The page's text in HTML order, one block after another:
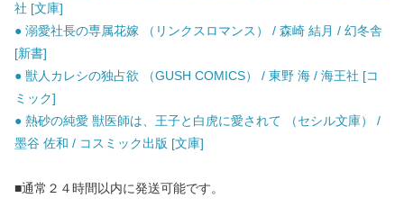
社 [文庫]
● 溺愛社長の専属花嫁 （リンクスロマンス） / 森崎 結月 / 幻冬舎
[新書]
● 獣人カレシの独占欲 （GUSH COMICS） / 東野 海 / 海王社 [コ
ミック]
● 熱砂の純愛 獣医師は、王子と白虎に愛されて （セシル文庫） /
墨谷 佐和 / コスミック出版 [文庫]
■通常２４時間以内に発送可能です。